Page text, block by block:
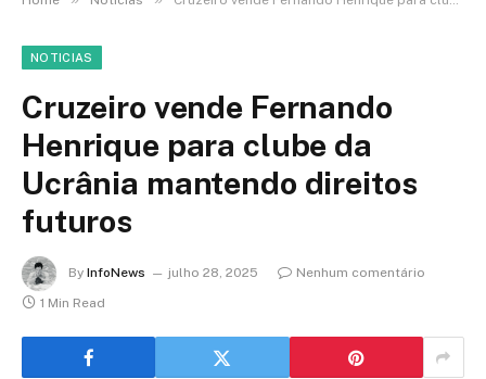
NOTICIAS
Cruzeiro vende Fernando
Henrique para clube da
Ucrânia mantendo direitos
futuros
By InfoNews julho 28, 2025
Nenhum comentário
1 Min Read